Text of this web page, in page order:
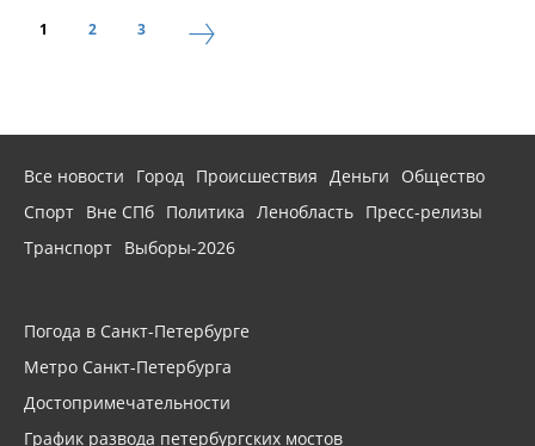
1 2 3
Все новости Город Происшествия Деньги
Общество
Спорт Вне СПб Политика Ленобласть Пресс-релизы
Транспорт Выборы-2026
Погода в Санкт-Петербурге
Метро Санкт-Петербурга
Достопримечательности
График развода петербургских мостов